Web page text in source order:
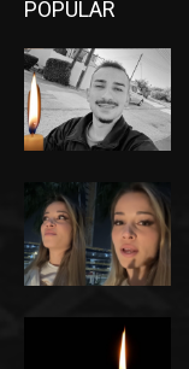
POPULAR